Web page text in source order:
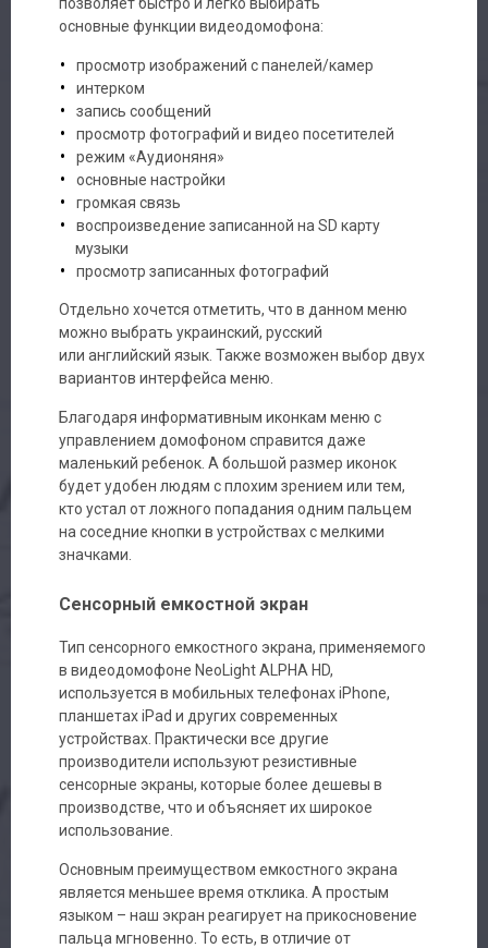
основные функции видеодомофона:
просмотр изображений с панелей/камер
интерком
запись сообщений
просмотр фотографий и видео посетителей
режим «Аудионяня»
основные настройки
громкая связь
воспроизведение записанной на SD карту
музыки
просмотр записанных фотографий
Отдельно хочется отметить, что в данном меню
можно выбрать украинский, русский
или английский язык. Также возможен выбор двух
вариантов интерфейса меню.
Благодаря информативным иконкам меню с
управлением домофоном справится даже
маленький ребенок. А большой размер иконок
будет удобен людям с плохим зрением или тем,
кто устал от ложного попадания одним пальцем
на соседние кнопки в устройствах с мелкими
значками.
Сенсорный емкостной экран
Тип сенсорного емкостного экрана, применяемого
в видеодомофоне NeoLight ALPHA HD,
используется в мобильных телефонах iPhone,
планшетах iPad и других современных
устройствах. Практически все другие
производители используют резистивные
сенсорные экраны, которые более дешевы в
производстве, что и объясняет их широкое
использование.
Основным преимуществом емкостного экрана
является меньшее время отклика. А простым
языком – наш экран реагирует на прикосновение
пальца мгновенно. То есть, в отличие от